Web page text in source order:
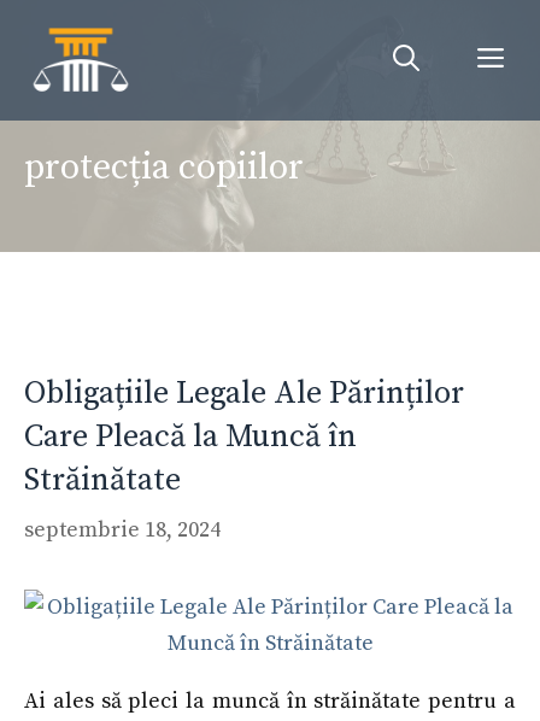
conținut
protecția copiilor
Obligațiile Legale Ale Părinților
Care Pleacă la Muncă în
Străinătate
septembrie 18, 2024
Ai ales să pleci la muncă în străinătate pentru a